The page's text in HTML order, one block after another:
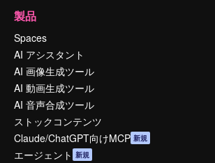
製品
Spaces
AI アシスタント
AI 画像生成ツール
AI 動画生成ツール
AI 音声合成ツール
ストックコンテンツ
Claude/ChatGPT向けMCP 新規
エージェント 新規